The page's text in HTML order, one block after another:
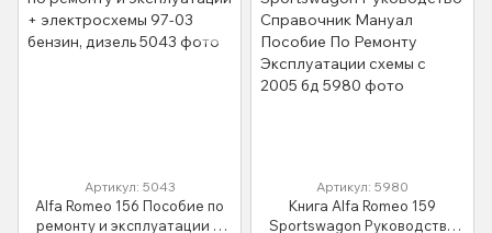
Артикул: 5043
Alfa Romeo 156 Пособие по
ремонту и эксплуатации +
Артикул: 5980
Книга Alfa Romeo 159
Sportswagon Руководство